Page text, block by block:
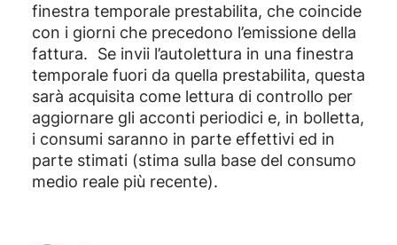
finestra temporale prestabilita, che coincide
con i giorni che precedono l’emissione della
fattura. Se invii l’autolettura in una finestra
temporale fuori da quella prestabilita, questa
sarà acquisita come lettura di controllo per
aggiornare gli acconti periodici e, in bolletta,
i consumi saranno in parte effettivi ed in
parte stimati (stima sulla base del consumo
medio reale più recente).